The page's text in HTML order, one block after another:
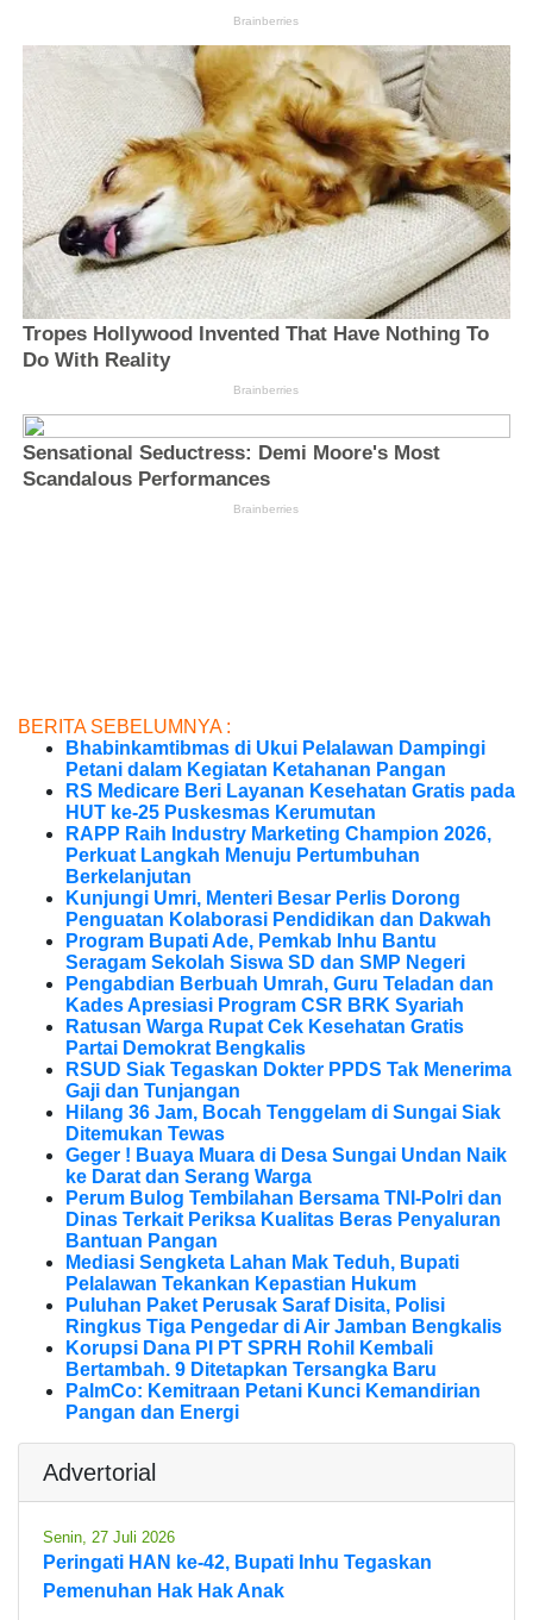
BERITA SEBELUMNYA :
Bhabinkamtibmas di Ukui Pelalawan Dampingi
Petani dalam Kegiatan Ketahanan Pangan
RS Medicare Beri Layanan Kesehatan Gratis pada
HUT ke-25 Puskesmas Kerumutan
RAPP Raih Industry Marketing Champion 2026,
Perkuat Langkah Menuju Pertumbuhan
Berkelanjutan
Kunjungi Umri, Menteri Besar Perlis Dorong
Penguatan Kolaborasi Pendidikan dan Dakwah
Program Bupati Ade, Pemkab Inhu Bantu
Seragam Sekolah Siswa SD dan SMP Negeri
Pengabdian Berbuah Umrah, Guru Teladan dan
Kades Apresiasi Program CSR BRK Syariah
Ratusan Warga Rupat Cek Kesehatan Gratis
Partai Demokrat Bengkalis
RSUD Siak Tegaskan Dokter PPDS Tak Menerima
Gaji dan Tunjangan
Hilang 36 Jam, Bocah Tenggelam di Sungai Siak
Ditemukan Tewas
Geger ! Buaya Muara di Desa Sungai Undan Naik
ke Darat dan Serang Warga
Perum Bulog Tembilahan Bersama TNI-Polri dan
Dinas Terkait Periksa Kualitas Beras Penyaluran
Bantuan Pangan
Mediasi Sengketa Lahan Mak Teduh, Bupati
Pelalawan Tekankan Kepastian Hukum
Puluhan Paket Perusak Saraf Disita, Polisi
Ringkus Tiga Pengedar di Air Jamban Bengkalis
Korupsi Dana PI PT SPRH Rohil Kembali
Bertambah. 9 Ditetapkan Tersangka Baru
PalmCo: Kemitraan Petani Kunci Kemandirian
Pangan dan Energi
Advertorial
Senin, 27 Juli 2026
Peringati HAN ke-42, Bupati Inhu Tegaskan
Pemenuhan Hak Hak Anak